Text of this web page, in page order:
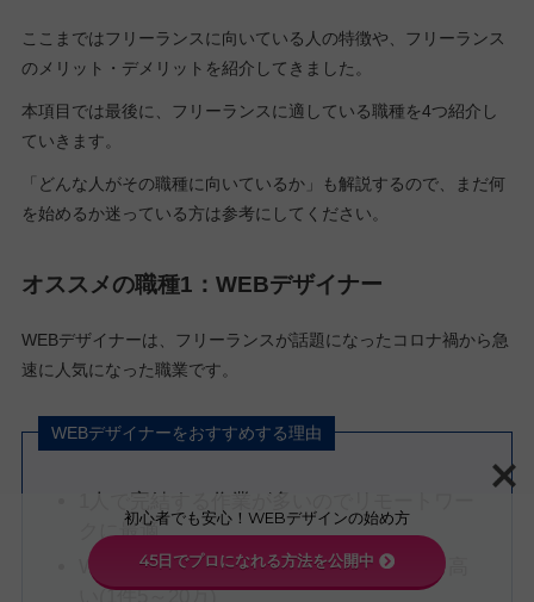
ここまではフリーランスに向いている人の特徴や、フリーランス
のメリット・デメリットを紹介してきました。
本項目では最後に、フリーランスに適している職種を4つ紹介し
ていきます。
「どんな人がその職種に向いているか」も解説するので、まだ何
を始めるか迷っている方は参考にしてください。
オススメの職種1：WEBデザイナー
WEBデザイナーは、フリーランスが話題になったコロナ禍から急
速に人気になった職業です。
WEBデザイナーをおすすめする理由
クに最適
WEBサイト制作などであれば案件単価も高
い(1件5～20万)
初心者でも安心！WEBデザインの始め方
45日でプロになれる方法を公開中